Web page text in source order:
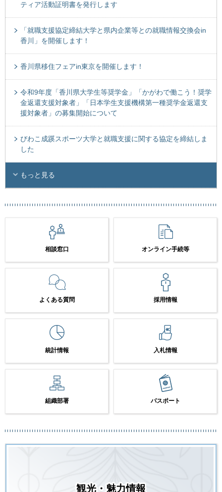
ティア活動証明書を発行します
「就職支援協定締結大学と県内企業等との就職情報交換会in
香川」を開催します！
香川県移住フェアin東京を開催します！
令和9年度「香川県大学生等奨学金」「かがわで働こう！奨学
金返還支援対象者」「日本学生支援機構第一種奨学金返還支
援対象者」の募集開始について
びわこ成蹊スポーツ大学と就職支援に関する協定を締結しま
した
もっと見る
相談窓口 オンライン手続等
よくある質問 採用情報
統計情報 入札情報
組織部署 パスポート
観光・魅力情報